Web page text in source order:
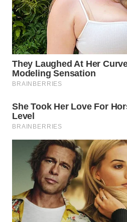
WN
SUKABUMI
WN
PURWAKARTA
PRIANGAN
TIMUR
WN
SEMARANG
WN
SOLO